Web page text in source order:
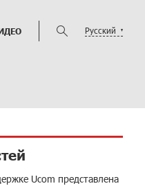
Русский
Ucom представлена